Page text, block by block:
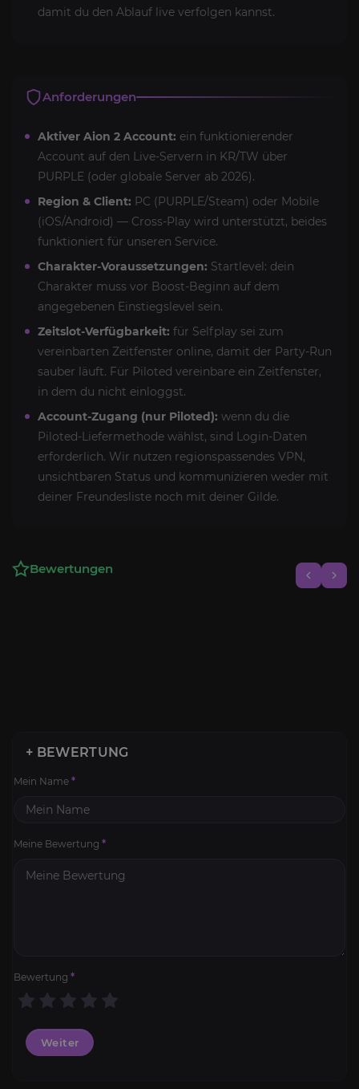
damit du den Ablauf live verfolgen kannst.
Anforderungen
Aktiver Aion 2 Account: ein funktionierender
Account auf den Live-Servern in KR/TW über
PURPLE (oder globale Server ab 2026).
Region & Client: PC (PURPLE/Steam) oder Mobile
(iOS/Android) — Cross-Play wird unterstützt, beides
funktioniert für unseren Service.
Charakter-Voraussetzungen: Startlevel: dein
Charakter muss vor Boost-Beginn auf dem
angegebenen Einstiegslevel sein.
Zeitslot-Verfügbarkeit: für Selfplay sei zum
vereinbarten Zeitfenster online, damit der Party-Run
sauber läuft. Für Piloted vereinbare ein Zeitfenster,
in dem du nicht einloggst.
Account-Zugang (nur Piloted): wenn du die
Piloted-Liefermethode wählst, sind Login-Daten
erforderlich. Wir nutzen regionspassendes VPN,
unsichtbaren Status und kommunizieren weder mit
deiner Freundesliste noch mit deiner Gilde.
Bewertungen
+ BEWERTUNG
Mein Name *
Meine Bewertung *
Bewertung *
Weiter